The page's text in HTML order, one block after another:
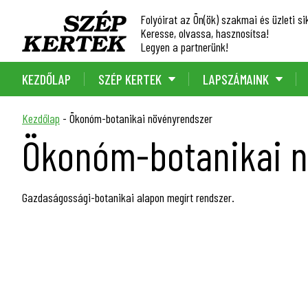
Folyóirat az Ön(ök) szakmai és üzleti
Keresse, olvassa, hasznosítsa!
Legyen a partnerünk!
KEZDŐLAP SZÉP KERTEK LAPSZÁMAINK
Kezdőlap - Ökonóm-botanikai növényrendszer
Ökonóm-botanikai
Gazdaságossági-botanikai alapon megírt rendszer.